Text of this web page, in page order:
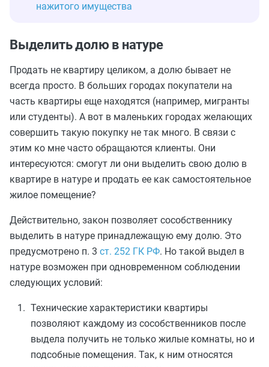
нажитого имущества
Выделить долю в натуре
Продать не квартиру целиком, а долю бывает не
всегда просто. В больших городах покупатели на
часть квартиры еще находятся (например, мигранты
или студенты). А вот в маленьких городах желающих
совершить такую покупку не так много. В связи с
этим ко мне часто обращаются клиенты. Они
интересуются: смогут ли они выделить свою долю в
квартире в натуре и продать ее как самостоятельное
жилое помещение?
Действительно, закон позволяет сособственнику
выделить в натуре принадлежащую ему долю. Это
предусмотрено п. 3 ст. 252 ГК РФ. Но такой выдел в
натуре возможен при одновременном соблюдении
следующих условий:
Технические характеристики квартиры
позволяют каждому из сособственников после
выдела получить не только жилые комнаты, но и
подсобные помещения. Так, к ним относятся